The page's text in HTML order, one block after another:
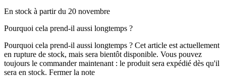
En stock à partir du 20 novembre
Pourquoi cela prend-il aussi longtemps ?
Pourquoi cela prend-il aussi longtemps ? Cet article est actuellement
en rupture de stock, mais sera bientôt disponible. Vous pouvez
toujours le commander maintenant : le produit sera expédié dès qu'il
sera en stock. Fermer la note